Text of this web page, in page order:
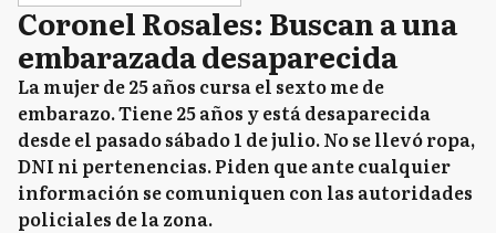
Coronel Rosales: Buscan a una
embarazada desaparecida
La mujer de 25 años cursa el sexto me de
embarazo. Tiene 25 años y está desaparecida
desde el pasado sábado 1 de julio. No se llevó ropa,
DNI ni pertenencias. Piden que ante cualquier
información se comuniquen con las autoridades
policiales de la zona.